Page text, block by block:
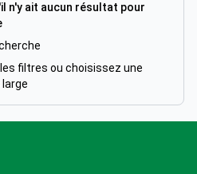
n'y ait aucun résultat pour
filtres ou choisissez une